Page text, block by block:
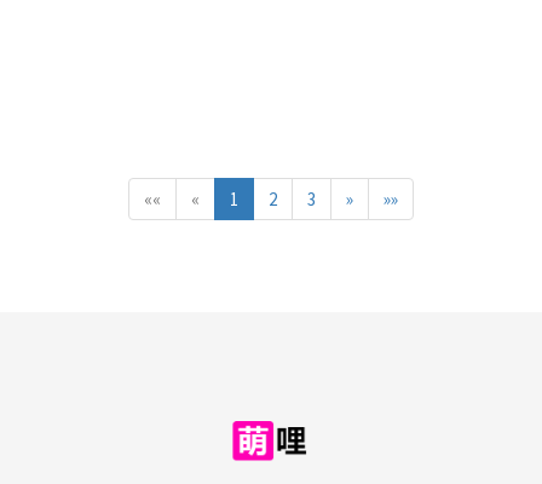
«« « 1 2 3 » »»